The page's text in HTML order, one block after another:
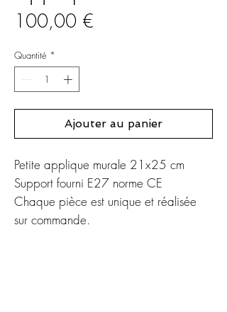
100,00 €
Quantité *
Ajouter au panier
Petite applique murale 21x25 cm
Support fourni E27 norme CE
Chaque pièce est unique et réalisée
sur commande.